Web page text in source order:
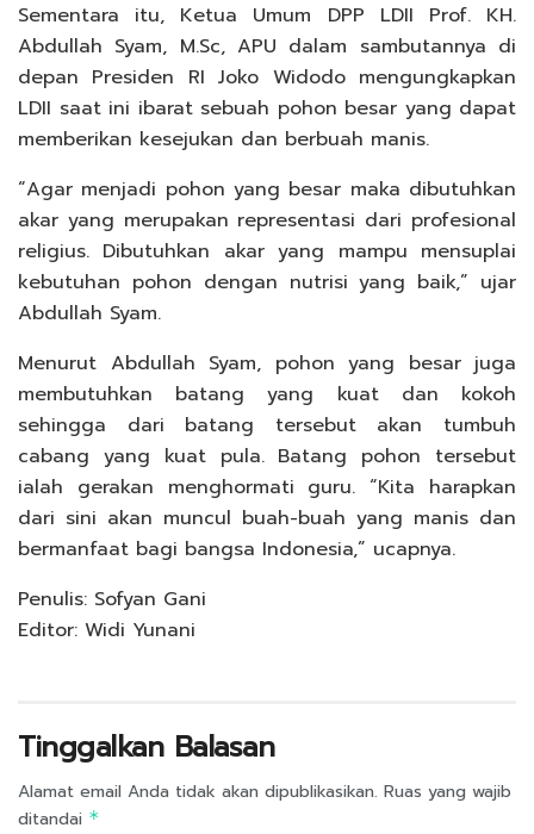
Sementara itu, Ketua Umum DPP LDII Prof. KH.
Abdullah Syam, M.Sc, APU dalam sambutannya di
depan Presiden RI Joko Widodo mengungkapkan
LDII saat ini ibarat sebuah pohon besar yang dapat
memberikan kesejukan dan berbuah manis.
“Agar menjadi pohon yang besar maka dibutuhkan
akar yang merupakan representasi dari profesional
religius. Dibutuhkan akar yang mampu mensuplai
kebutuhan pohon dengan nutrisi yang baik,” ujar
Abdullah Syam.
Menurut Abdullah Syam, pohon yang besar juga
membutuhkan batang yang kuat dan kokoh
sehingga dari batang tersebut akan tumbuh
cabang yang kuat pula. Batang pohon tersebut
ialah gerakan menghormati guru. “Kita harapkan
dari sini akan muncul buah-buah yang manis dan
bermanfaat bagi bangsa Indonesia,” ucapnya.
Penulis: Sofyan Gani
Editor: Widi Yunani
Tinggalkan Balasan
Alamat email Anda tidak akan dipublikasikan. Ruas yang wajib
ditandai *